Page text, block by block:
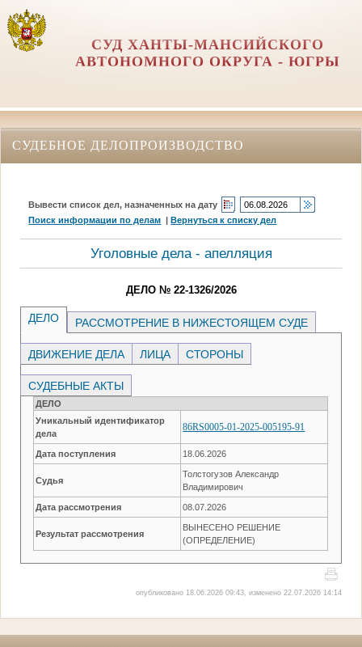
СУД ХАНТЫ-МАНСИЙСКОГО
АВТОНОМНОГО ОКРУГА - ЮГРЫ
СУДЕБНОЕ ДЕЛОПРОИЗВОДСТВО
Вывести список дел, назначенных на дату
Поиск информации по делам |Вернуться к списку дел
Уголовные дела - апелляция
ДЕЛО № 22-1326/2026
ДЕЛО РАССМОТРЕНИЕ В НИЖЕСТОЯЩЕМ СУДЕ
ДВИЖЕНИЕ ДЕЛА ЛИЦА СТОРОНЫ
СУДЕБНЫЕ АКТЫ
ДЕЛО
Уникальный идентификатор
дела
86RS0005-01-2025-005195-91
Дата поступления 18.06.2026
Судья
Толстогузов Александр
Владимирович
Дата рассмотрения 08.07.2026
Результат рассмотрения
ВЫНЕСЕНО РЕШЕНИЕ
(ОПРЕДЕЛЕНИЕ)
опубликовано 18.06.2026 09:43, изменено 22.07.2026 14:14